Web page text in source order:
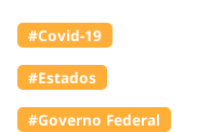
#Covid-19
#Estados
#Governo Federal